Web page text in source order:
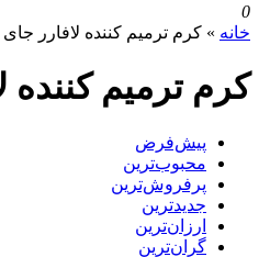
0
خانه » کرم ترمیم کننده لافارر
کرم ترمیم
پیش‌فرض
محبوب‌ترین
پرفروش‌ترین
جدیدترین
ارزان‌ترین
گران‌ترین